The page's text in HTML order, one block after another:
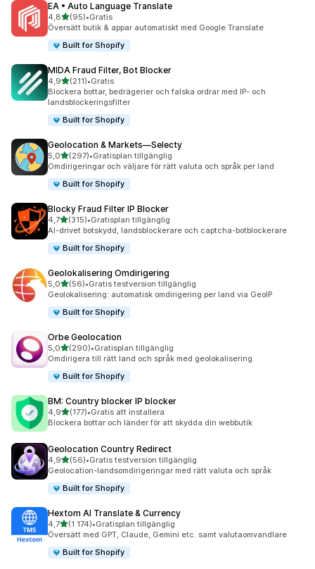
EA • Auto Language Translate
4,8av 5 stjärnor
(95)
95 recensioner totalt
•Gratis
Översätt butik & appar automatiskt med Google Translate
Built for Shopify
MIDA Fraud Filter, Bot Blocker
4,9av 5 stjärnor
(211)
211 recensioner totalt
•Gratis
Blockera bottar, bedrägerier och falska ordrar med IP- och
landsblockeringsfilter
Built for Shopify
Geolocation & Markets—Selecty
5,0av 5 stjärnor
(297)
297 recensioner totalt
•Gratisplan tillgänglig
Omdirigeringar och väljare för rätt valuta och språk per land
Built for Shopify
Blocky Fraud Filter IP Blocker
4,7av 5 stjärnor
(315)
315 recensioner totalt
•Gratisplan tillgänglig
AI-drivet botskydd, landsblockerare och captcha-botblockerare
Built for Shopify
Geolokalisering Omdirigering
5,0av 5 stjärnor
(56)
56 recensioner totalt
•Gratis testversion tillgänglig
Geolokalisering: automatisk omdirigering per land via GeoIP
Built for Shopify
Orbe Geolocation
5,0av 5 stjärnor
(290)
290 recensioner totalt
•Gratisplan tillgänglig
Omdirigera till rätt land och språk med geolokalisering.
Built for Shopify
BM: Country blocker IP blocker
4,9av 5 stjärnor
(177)
177 recensioner totalt
•Gratis att installera
Blockera bottar och länder för att skydda din webbutik
Geolocation Country Redirect
4,9av 5 stjärnor
(56)
56 recensioner totalt
•Gratis testversion tillgänglig
Geolocation-landsomdirigeringar med rätt valuta och språk
Built for Shopify
Hextom AI Translate & Currency
4,7av 5 stjärnor
(1 174)
1174 recensioner totalt
•Gratisplan tillgänglig
Översätt med GPT, Claude, Gemini etc. samt valutaomvandlare
Built for Shopify